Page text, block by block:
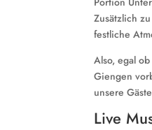
Zusätzlich
festliche
Also, egal
Giengen
unsere
Live